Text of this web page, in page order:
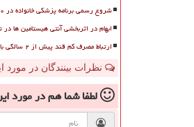
شروع رسمی برنامه پزشکی خانواده در ۲۰ شهر مرحله دوم
ابهام در اثربخشی آنتی هیستامین ها در
ارتباط مصرف کم قند پیش از ۲ سالگی با کاهش خطر آلزایمر
نظرات بینندگان در
لطفا شما همدر مورد